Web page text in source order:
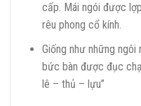
cấp. Mái ngói được
rêu phong cổ kính.
Giống như những
bức bàn được đục
lê – thủ – lựu”